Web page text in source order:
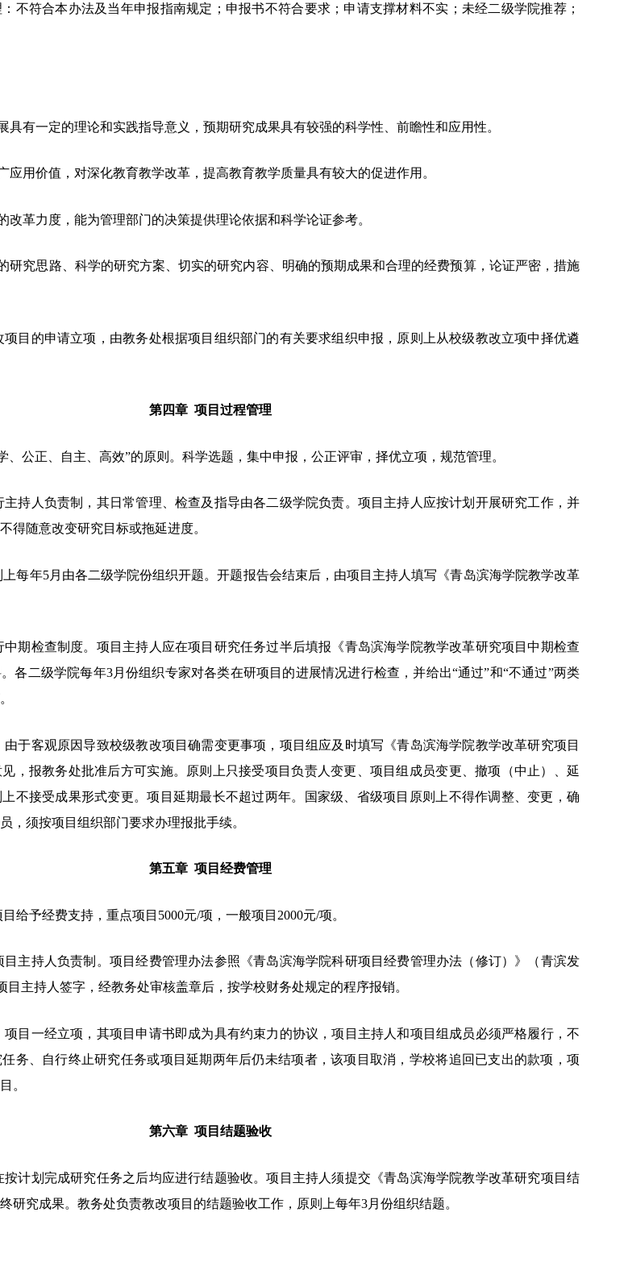
不符合本办法及当年申报指南规定；申报书不符合要求；申请支撑材料不实；未经二级学院推荐；
具有一定的理论和实践指导意义，预期研究成果具有较强的科学性、前瞻性和应用性。
应用价值，对深化教育教学改革，提高教育教学质量具有较大的促进作用。
改革力度，能为管理部门的决策提供理论依据和科学论证参考。
研究思路、科学的研究方案、切实的研究内容、明确的预期成果和合理的经费预算，论证严密，措施
项目的申请立项，由教务处根据项目组织部门的有关要求组织申报，原则上从校级教改立项中择优遴
第四章 项目过程管理
、公正、自主、高效”的原则。科学选题，集中申报，公正评审，择优立项，规范管理。
主持人负责制，其日常管理、检查及指导由各二级学院负责。项目主持人应按计划开展研究工作，并
得随意改变研究目标或拖延进度。
上每年5月由各二级学院份组织开题。开题报告会结束后，由项目主持人填写《青岛滨海学院教学改革
中期检查制度。项目主持人应在项目研究任务过半后填报《青岛滨海学院教学改革研究项目中期检查
各二级学院每年3月份组织专家对各类在研项目的进展情况进行检查，并给出“通过”和“不通过”两类
。
由于客观原因导致校级教改项目确需变更事项，项目组应及时填写《青岛滨海学院教学改革研究项目
，报教务处批准后方可实施。原则上只接受项目负责人变更、项目组成员变更、撤项（中止）、延
不接受成果形式变更。项目延期最长不超过两年。国家级、省级项目原则上不得作调整、变更，确
，须按项目组织部门要求办理报批手续。
第五章 项目经费管理
给予经费支持，重点项目 5000元/项，一般项目2000元/项。
目主持人负责制。项目经费管理办法参照《青岛滨海学院科研项目经费管理办法（修订）》（青滨发
目主持人签字，经教务处审核盖章后，按学校财务处规定的程序报销。
项目一经立项，其项目申请书即成为具有约束力的协议，项目主持人和项目组成员必须严格履行，不
务、自行终止研究任务或项目延期两年后仍未结项者，该项目取消，学校将追回已支出的款项，项
。
第六章 项目结题验收
按计划完成研究任务之后均应进行结题验收。项目主持人须提交《青岛滨海学院教学改革研究项目结
研究成果。教务处负责教改项目的结题验收工作，原则上每年3月份组织结题。